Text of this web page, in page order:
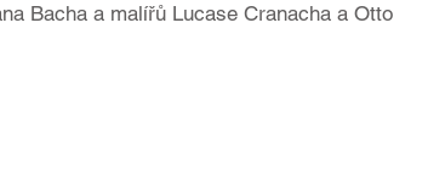
Bacha a malířů Lucase Cranacha a Otto